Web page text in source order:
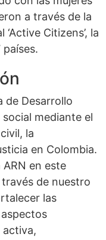
a través de la
Citizens’, la
de Desarrollo
mediante el
la
en Colombia.
en este
de nuestro
las
activa,